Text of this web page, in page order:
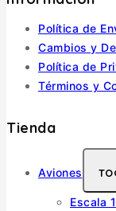
Política de
Cambios y
Política de
Términos y
Tienda
Aviones
Escala